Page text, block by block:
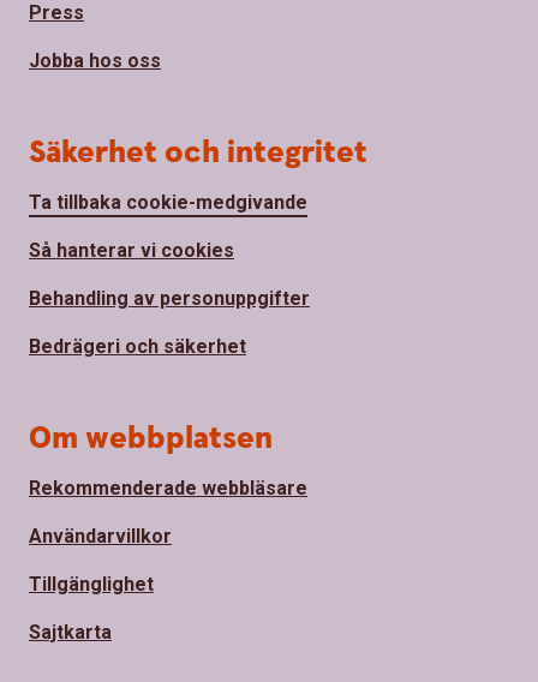
Press
Jobba hos oss
Säkerhet och integritet
Ta tillbaka cookie-medgivande
Så hanterar vi cookies
Behandling av personuppgifter
Bedrägeri och säkerhet
Om webbplatsen
Rekommenderade webbläsare
Användarvillkor
Tillgänglighet
Sajtkarta